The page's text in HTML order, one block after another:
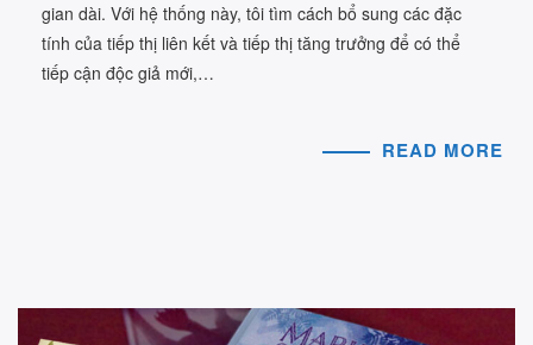
gian dài. Với hệ thống này, tôi tìm cách bổ sung các đặc
tính của tiếp thị liên kết và tiếp thị tăng trưởng để có thể
tiếp cận độc giả mới,…
READ MORE